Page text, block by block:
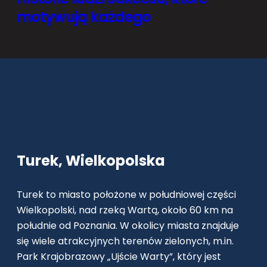
motywują każdego
Turek, Wielkopolska
Turek to miasto położone w południowej części
Wielkopolski, nad rzeką Wartą, około 60 km na
południe od Poznania. W okolicy miasta znajduje
się wiele atrakcyjnych terenów zielonych, m.in.
Park Krajobrazowy „Ujście Warty”, który jest